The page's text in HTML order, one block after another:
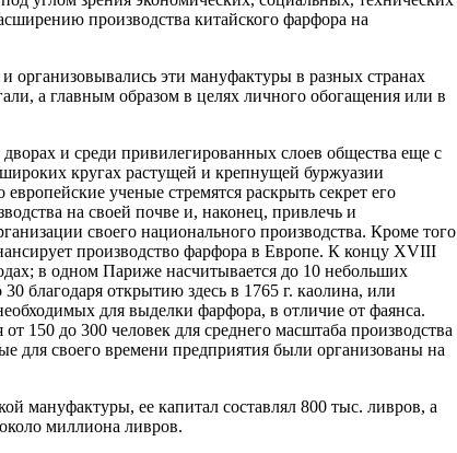
производства китайского фарфора на
организовывались эти мануфактуры в разных странах
а главным образом в целях личного обогащения или в
и среди привилегированных слоев общества еще с
кругах растущей и крепнущей буржуазии
ученые стремятся раскрыть секрет его
на своей почве и, наконец, привлечь и
своего национального производства. Кроме того
производство фарфора в Европе. К концу XVIII
в одном Париже насчитывается до 10 небольших
благодаря открытию здесь в 1765 г. каолина, или
для выделки фарфора, в отличие от фаянса.
150 до 300 человек для среднего масштаба производства
для своего времени предприятия были организованы на
мануфактуры, ее капитал составлял 800 тыс. ливров, а
миллиона ливров.